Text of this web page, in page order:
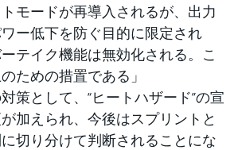
モードが再導入されるが、出力
ー低下を防ぐ目的に限定され
テイク機能は無効化される。こ
ための措置である」
策として、“ヒートハザード”の宣
加えられ、今後はスプリントと
切り分けて判断されることにな